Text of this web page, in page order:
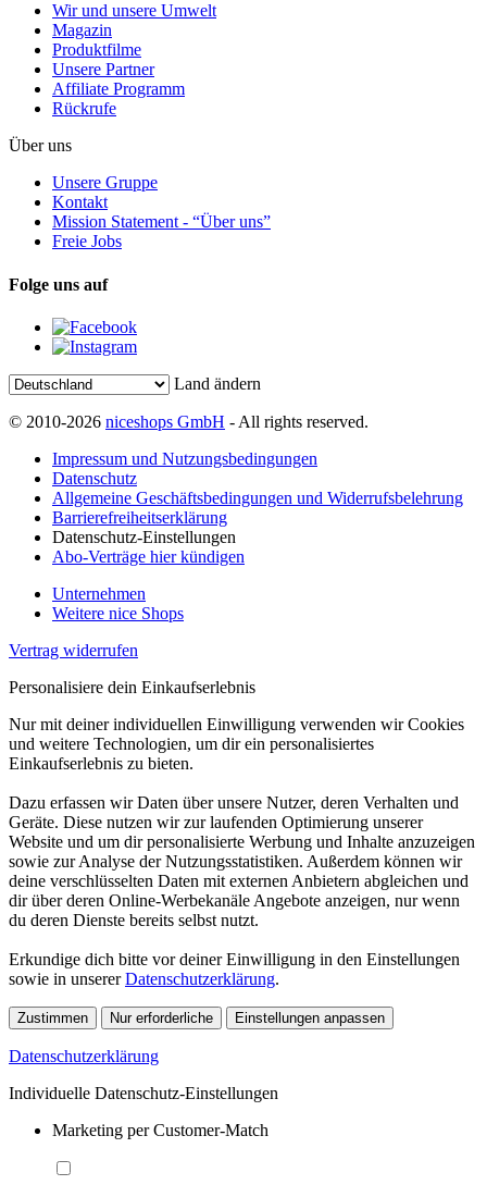
Wir und unsere Umwelt
Magazin
Produktfilme
Unsere Partner
Affiliate Programm
Rückrufe
Über uns
Unsere Gruppe
Kontakt
Mission Statement - “Über uns”
Freie Jobs
Folge uns auf
Land ändern
© 2010-2026 niceshops GmbH - All rights reserved.
Impressum und Nutzungsbedingungen
Datenschutz
Allgemeine Geschäftsbedingungen und Widerrufsbelehrung
Barrierefreiheitserklärung
Datenschutz-Einstellungen
Abo-Verträge hier kündigen
Unternehmen
Weitere nice Shops
Vertrag widerrufen
Personalisiere dein Einkaufserlebnis
Nur mit deiner individuellen Einwilligung verwenden wir Cookies
und weitere Technologien, um dir ein personalisiertes
Einkaufserlebnis zu bieten.
Dazu erfassen wir Daten über unsere Nutzer, deren Verhalten und
Geräte. Diese nutzen wir zur laufenden Optimierung unserer
Website und um dir personalisierte Werbung und Inhalte anzuzeigen
sowie zur Analyse der Nutzungsstatistiken. Außerdem können wir
deine verschlüsselten Daten mit externen Anbietern abgleichen und
dir über deren Online-Werbekanäle Angebote anzeigen, nur wenn
du deren Dienste bereits selbst nutzt.
Erkundige dich bitte vor deiner Einwilligung in den Einstellungen
sowie in unsererDatenschutzerklärung.
Zustimmen Nur erforderliche Einstellungen anpassen
Datenschutzerklärung
Individuelle Datenschutz-Einstellungen
Marketing per Customer-Match